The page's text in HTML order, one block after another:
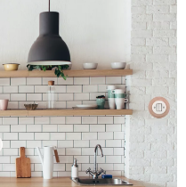
la suave
protagonismo.con